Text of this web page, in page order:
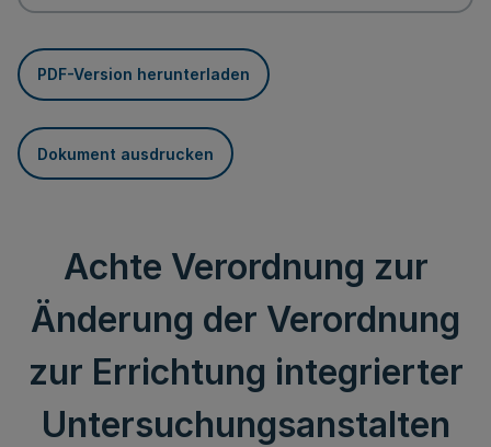
PDF-Version herunterladen
Dokument ausdrucken
Achte Verordnung zur
Änderung der Verordnung
zur Errichtung integrierter
Untersuchungsanstalten